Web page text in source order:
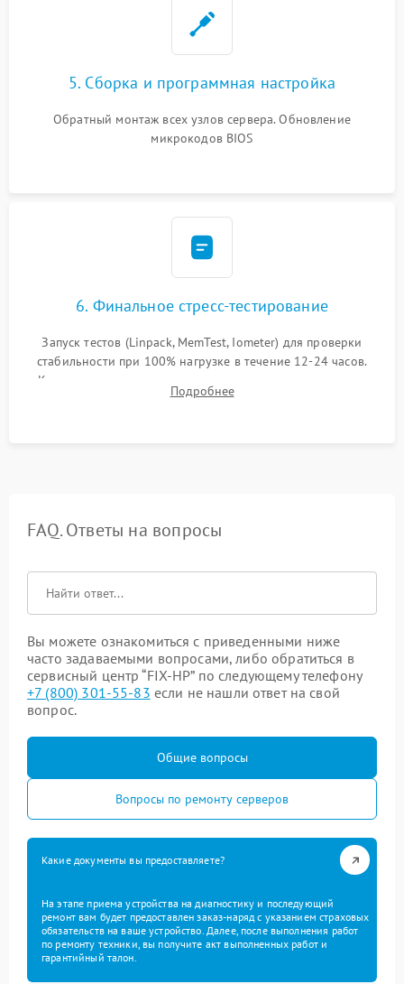
5. Сборка и программная настройка
Обратный монтаж всех узлов сервера. Обновление
микрокодов BIOS
6. Финальное стресс-тестирование
Запуск тестов (Linpack, MemTest, Iometer) для проверки
стабильности при 100% нагрузке в течение 12-24 часов.
Контроль температурных режимов, проверка отсутствия
троттлинга и подготовка сервера к выдаче.
Подробнее
FAQ. Ответы на вопросы
Вы можете ознакомиться с приведенными ниже
часто задаваемыми вопросами, либо обратиться в
сервисный центр “FIX-HP” по следующему телефону
+7 (800) 301-55-83 если не нашли ответ на свой
вопрос.
Общие вопросы
Вопросы по ремонту серверов
Какие документы вы предоставляете?
На этапе приема устройства на диагностику и последующий
ремонт вам будет предоставлен заказ-наряд с указанием страховых
обязательств на ваше устройство. Далее, после выполнения работ
по ремонту техники, вы получите акт выполненных работ и
гарантийный талон.